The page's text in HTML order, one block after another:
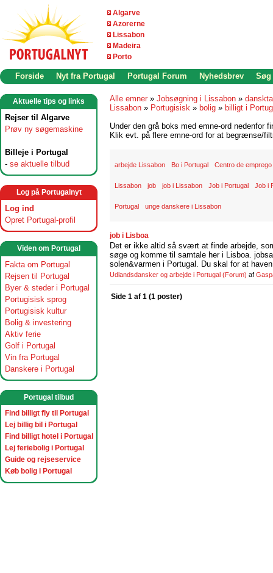
Algarve
Azorerne
Lissabon
Madeira
Porto
Forside Nyt fra Portugal Portugal Forum Nyhedsbrev Søg
Aktuelle tips og links
Rejser til Algarve
Prøv ny søgemaskine
Billeje i Portugal
- se aktuelle tilbud
Log på Portugalnyt
Log ind
Opret Portugal-profil
Viden om Portugal
Fakta om Portugal
Rejsen til Portugal
Byer & steder i Portugal
Portugisisk sprog
Portugisisk kultur
Bolig & investering
Aktiv ferie
Golf i Portugal
Vin fra Portugal
Danskere i Portugal
Portugal tilbud
Find billigt fly til Portugal
Lej billig bil i Portugal
Find billigt hotel i Portugal
Lej feriebolig i Portugal
Guide og rejseservice
Køb bolig i Portugal
Alle emner » Jobsøgning i Lissabon »
Lissabon » Portugisisk » bolig » billigt i
Under den grå boks med emne-ord nedenfor
Klik evt. på flere emne-ord for at begrænse/
arbejde Lissabon Bo i Portugal Centro de emprego
Lissabon job job i Lissabon Job i Portugal Job i
Portugal unge danskere i Lissabon
job i Lisboa
Det er ikke altid så svært at finde arbejde,
søge og komme til samtale her i Lisboa.
solen&varmen i Portugal. Du skal for at
Udlandsdansker og arbejde i Portugal (Forum) af
Side 1 af 1 (1 poster)